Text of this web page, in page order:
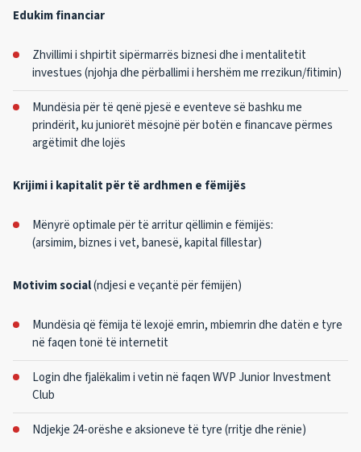
Edukim financiar
Zhvillimi i shpirtit sipërmarrës biznesi dhe i mentalitetit
investues (njohja dhe përballimi i hershëm me rrezikun/fitimin)
Mundësia për të qenë pjesë e eventeve së bashku me
prindërit, ku juniorët mësojnë për botën e financave përmes
argëtimit dhe lojës
Krijimi i kapitalit për të ardhmen e fëmijës
Mënyrë optimale për të arritur qëllimin e fëmijës:
(arsimim, biznes i vet, banesë, kapital fillestar)
Motivim social(ndjesi e veçantë për fëmijën)
Mundësia që fëmija të lexojë emrin, mbiemrin dhe datën e tyre
në faqen tonë të internetit
Login dhe fjalëkalim i vetin në faqen WVP Junior Investment
Club
Ndjekje 24-orëshe e aksioneve të tyre (rritje dhe rënie)